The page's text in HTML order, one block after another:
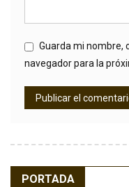
Guarda mi nombre,
navegador para la
PORTADA